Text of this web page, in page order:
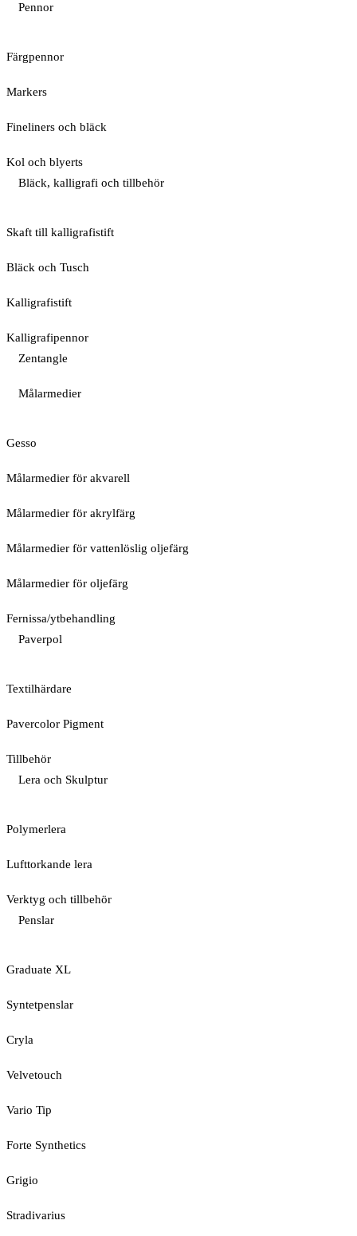
Pennor
Färgpennor
Markers
Fineliners och bläck
Kol och blyerts
Bläck, kalligrafi och tillbehör
Skaft till kalligrafistift
Bläck och Tusch
Kalligrafistift
Kalligrafipennor
Zentangle
Målarmedier
Gesso
Målarmedier för akvarell
Målarmedier för akrylfärg
Målarmedier för vattenlöslig oljefärg
Målarmedier för oljefärg
Fernissa/ytbehandling
Paverpol
Textilhärdare
Pavercolor Pigment
Tillbehör
Lera och Skulptur
Polymerlera
Lufttorkande lera
Verktyg och tillbehör
Penslar
Graduate XL
Syntetpenslar
Cryla
Velvetouch
Vario Tip
Forte Synthetics
Grigio
Stradivarius